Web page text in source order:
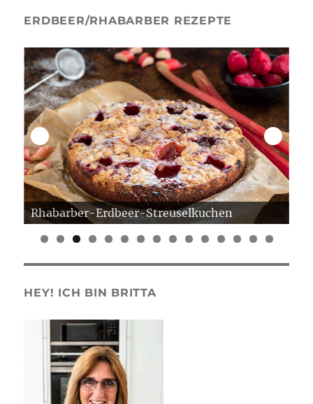
ERDBEER/RHABARBER REZEPTE
Rhabarber-Erdbeer-Streuselkuchen
0 1 2 3 4 5
HEY! ICH BIN BRITTA